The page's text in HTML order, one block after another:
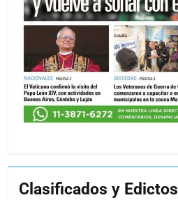
Clasificados y Edictos